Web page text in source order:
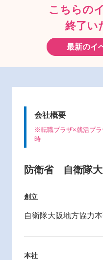
こちらの
終了い
最新のイ
会社概要
※転職プラザ×就活プ
時
防衛省 自衛隊
創立
自衛隊大阪地方協力
本社